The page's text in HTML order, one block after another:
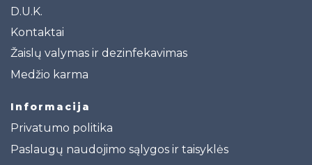
D.U.K.
Kontaktai
Žaislų valymas ir dezinfekavimas
Medžio karma
Informacija
Privatumo politika
Paslaugų naudojimo sąlygos ir taisyklės